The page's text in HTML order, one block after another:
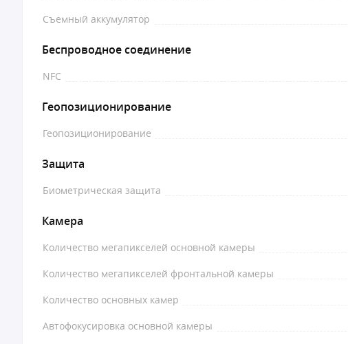
Съемный аккумулятор
Беспроводное соединение
NFC
Геопозиционирование
Геопозиционирование
Защита
Биометрическая защита
Камера
Количество мегапикселей основной камеры
Количество мегапикселей фронтальной камеры
Количество основных камер
Автофокусировка основной камеры